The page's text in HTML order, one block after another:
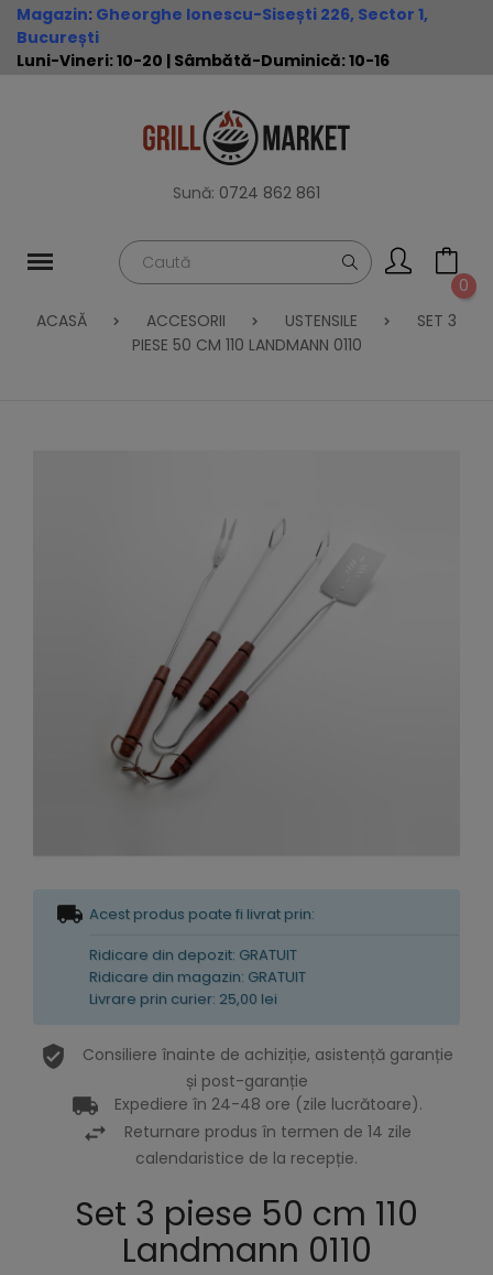
Magazin: Gheorghe Ionescu-Sisești 226, Sector 1,
București
Luni-Vineri: 10-20 | Sâmbătă-Duminică: 10-16
Sună: 0724 862 861
0
ACASĂ
ACCESORII USTENSILE
SET 3
PIESE 50 CM 110 LANDMANN 0110
Acest produs poate fi livrat prin:
Ridicare din depozit: GRATUIT
Ridicare din magazin: GRATUIT
Livrare prin curier: 25,00 lei
Consiliere înainte de achiziție, asistență garanție
și post-garanție
Expediere în 24-48 ore (zile lucrătoare).
Returnare produs în termen de 14 zile
calendaristice de la recepție.
Set 3 piese 50 cm 110
Landmann 0110